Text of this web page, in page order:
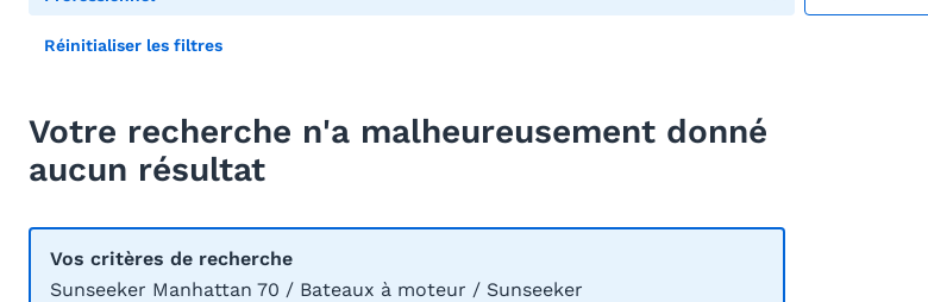
Réinitialiser les filtres
Votre recherche n'a malheureusement donné
aucun résultat
Vos critères de recherche
Sunseeker Manhattan 70 / Bateaux à moteur / Sunseeker